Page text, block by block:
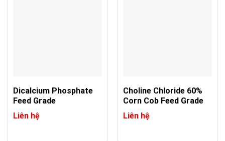
Dicalcium Phosphate
Feed Grade
Liên hệ
Choline Chloride 60%
Corn Cob Feed Grade
Liên hệ